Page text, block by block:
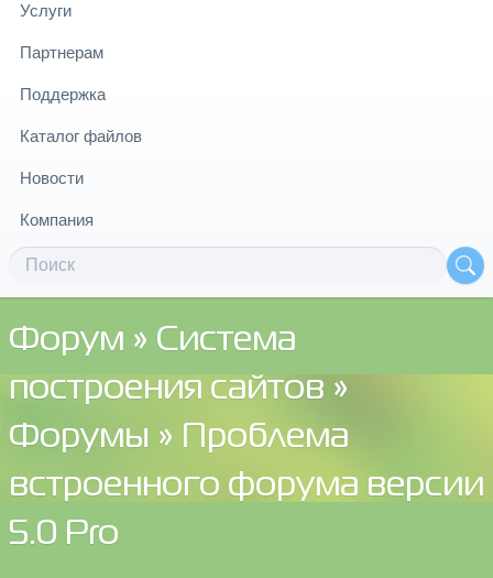
Услуги
Партнерам
Поддержка
Каталог файлов
Новости
Компания
Форум » Система
построения сайтов »
Форумы » Проблема
встроенного форума версии
5.0 Pro